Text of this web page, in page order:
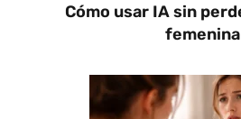
Cómo usar IA sin
femenina